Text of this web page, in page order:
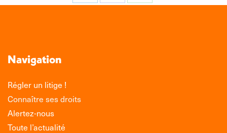
Navigation
Régler un litige !
Connaître ses droits
Alertez-nous
Toute l’actualité